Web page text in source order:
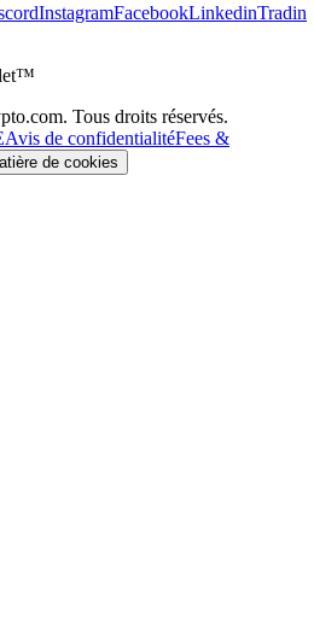
InstagramFacebookLinkedinTradin
Tous droits réservés.
Avis de confidentialitéFees &
de cookies